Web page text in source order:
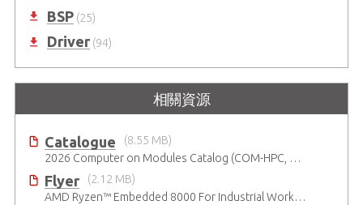
BSP(25)
Driver(94)
相關資源
Catalogue
(8.55 MB)
2026 Computer on Modules Catalog (COM-HPC, COM Express , SMARC, OSM, Qseven and ETX)
Flyer
(2.12 MB)
AMD Ryzen™ Embedded 8000 For Industrial Workloads